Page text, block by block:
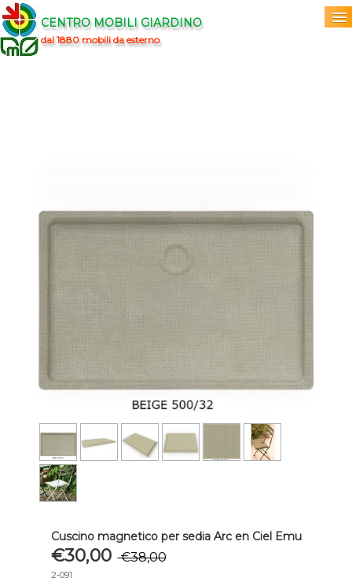
CENTRO MOBILI GIARDINO
dal 1880 mobili da esterno
Cuscino magnetico per sedia Arc en Ciel Emu
€30,00 €38,00
2-091